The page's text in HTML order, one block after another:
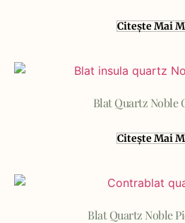
Citește Mai
Blat Quartz Noble
Citește Mai
Blat Quartz Noble